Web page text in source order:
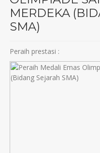
MERDEKA
SMA)
Peraih prestasi :